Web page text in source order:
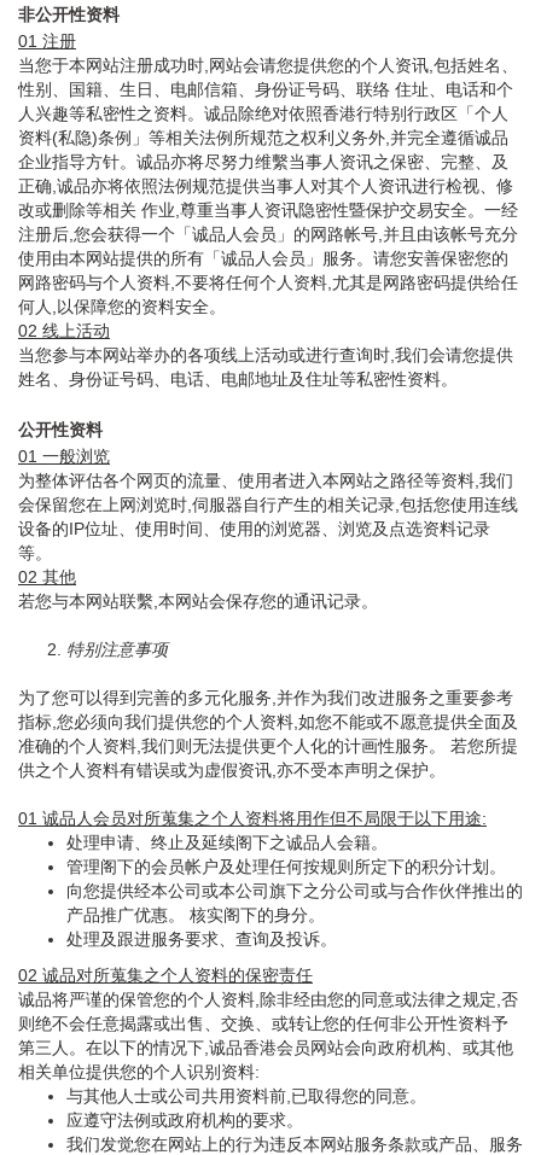
非公开性资料
01 注册
当您于本网站注册成功时,网站会请您提供您的个人资讯,包括姓名、
性别、国籍、生日、电邮信箱、身份证号码、联络 住址、电话和个
人兴趣等私密性之资料。诚品除绝对依照香港行特别行政区「个人
资料(私隐)条例」等相关法例所规范之权利义务外,并完全遵循诚品
企业指导方针。诚品亦将尽努力维繫当事人资讯之保密、完整、及
正确,诚品亦将依照法例规范提供当事人对其个人资讯进行检视、修
改或删除等相关 作业,尊重当事人资讯隐密性暨保护交易安全。一经
注册后,您会获得一个「诚品人会员」的网路帐号,并且由该帐号充分
使用由本网站提供的所有「诚品人会员」服务。请您安善保密您的
网路密码与个人资料,不要将任何个人资料,尤其是网路密码提供给任
何人,以保障您的资料安全。
02 线上活动
当您参与本网站举办的各项线上活动或进行查询时,我们会请您提供
姓名、身份证号码、电话、电邮地址及住址等私密性资料。
公开性资料
01 一般浏览
为整体评估各个网页的流量、使用者进入本网站之路径等资料,我们
会保留您在上网浏览时,伺服器自行产生的相关记录,包括您使用连线
设备的IP位址、使用时间、使用的浏览器、浏览及点选资料记录
等。
02 其他
若您与本网站联繫,本网站会保存您的通讯记录。
2. 特别注意事项
为了您可以得到完善的多元化服务,并作为我们改进服务之重要参考
指标,您必须向我们提供您的个人资料,如您不能或不愿意提供全面及
准确的个人资料,我们则无法提供更个人化的计画性服务。 若您所提
供之个人资料有错误或为虚假资讯,亦不受本声明之保护。
01 诚品人会员对所蒐集之个人资料将用作但不局限于以下用途:
处理申请、终止及延续阁下之诚品人会籍。
管理阁下的会员帐户及处理任何按规则所定下的积分计划。
向您提供经本公司或本公司旗下之分公司或与合作伙伴推出的
产品推广优惠。 核实阁下的身分。
处理及跟进服务要求、查询及投诉。
02 诚品对所蒐集之个人资料的保密责任
诚品将严谨的保管您的个人资料,除非经由您的同意或法律之规定,否
则绝不会任意揭露或出售、交换、或转让您的任何非公开性资料予
第三人。在以下的情况下,诚品香港会员网站会向政府机构、或其他
相关单位提供您的个人识别资料:
与其他人士或公司共用资料前,已取得您的同意。
应遵守法例或政府机构的要求。
我们发觉您在网站上的行为违反本网站服务条款或产品、服务